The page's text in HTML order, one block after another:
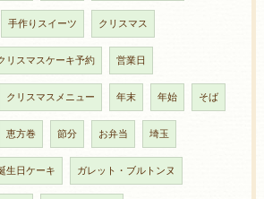
手作りスイーツ クリスマス
リスマスケーキ予約 営業日
クリスマスメニュー 年末 年始 そば
恵方巻 節分 お弁当 埼玉
生日ケーキ ガレット・ブルトンヌ